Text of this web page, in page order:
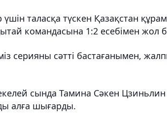
таласқа түскен Қазақстан
командасына 1:2 есебімен жол
серияны сәтті бастағанымен,
сында Тамина Сәкен Цзиньлин
алға шығарды.